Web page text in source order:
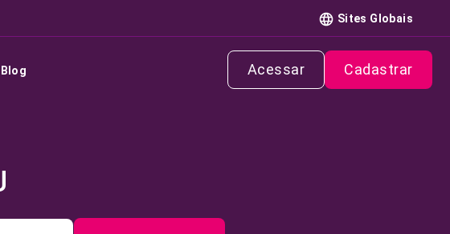
Sites Globais
Blog Acessar Cadastrar